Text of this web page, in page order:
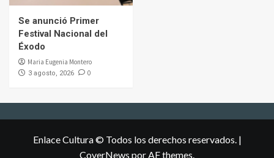
Se anunció Primer
Festival Nacional del
Éxodo
Maria Eugenia Montero
3 agosto, 2026 0
Enlace Cultura © Todos los derechos reservados. |
CoverNews por AF themes.